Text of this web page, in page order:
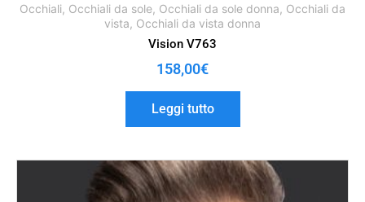
Occhiali, Occhiali da sole, Occhiali da sole donna, Occhiali da
vista, Occhiali da vista donna
Vision V763
158,00€
Leggi tutto